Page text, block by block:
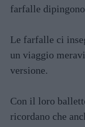
farfalle
Le farfalle ci
un viaggio
versione.
Con il loro
ricordano che